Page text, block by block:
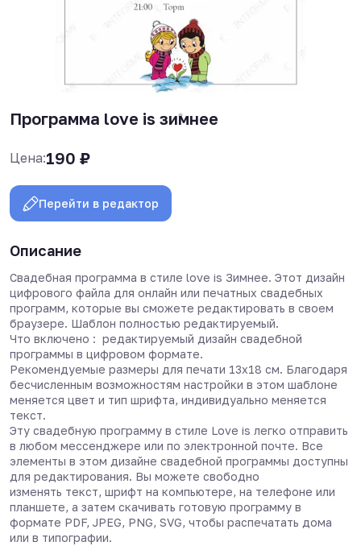
Программа love is зимнее
Цена:190 ₽
Перейти в редактор
Описание
Свадебная программа в стиле love is Зимнее. Этот дизайн
цифрового файла для онлайн или печатных свадебных
программ, которые вы сможете редактировать в своем
браузере. Шаблон полностью редактируемый.
Что включено : редактируемый дизайн свадебной
программы в цифровом формате.
Рекомендуемые размеры для печати 13х18 см. Благодаря
бесчисленным возможностям настройки в этом шаблоне
меняется цвет и тип шрифта, индивидуально меняется
текст.
Эту свадебную программу в стиле Love is легко отправить
в любом мессенджере или по электронной почте. Все
элементы в этом дизайне свадебной программы доступны
для редактирования. Вы можете свободно
изменять текст, шрифт на компьютере, на телефоне или
планшете, а затем скачивать готовую программу в
формате PDF, JPEG, PNG, SVG, чтобы распечатать дома
или в типографии.